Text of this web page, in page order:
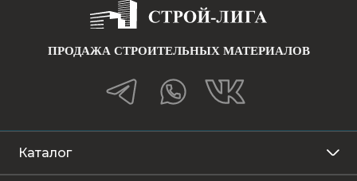
ПРОДАЖА СТРОИТЕЛЬНЫХ МАТЕРИАЛОВ
Каталог